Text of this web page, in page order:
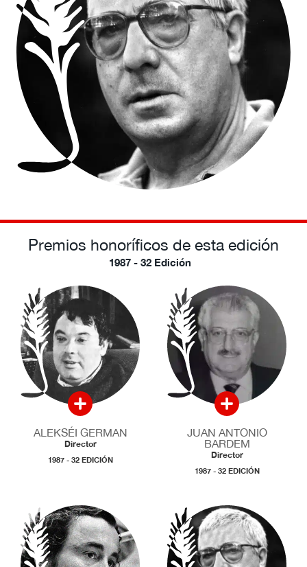
Premios honoríficos de esta edición
1987 - 32 Edición
ALEKSÉI GERMAN
Director
1987 - 32 EDICIÓN
JUAN ANTONIO
BARDEM
Director
1987 - 32 EDICIÓN